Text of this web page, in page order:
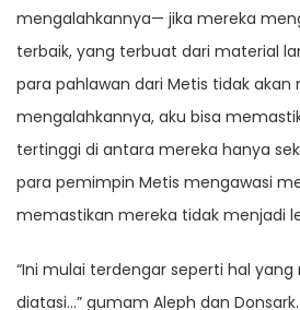
mengalahkannya— jika mereka
terbaik, yang terbuat dari material
para pahlawan dari Metis tidak akan
mengalahkannya, aku bisa
tertinggi di antara mereka hanya
para pemimpin Metis mengawasi
memastikan mereka tidak menjadi
“Ini mulai terdengar seperti hal
diatasi…” gumam Aleph dan Donsark.